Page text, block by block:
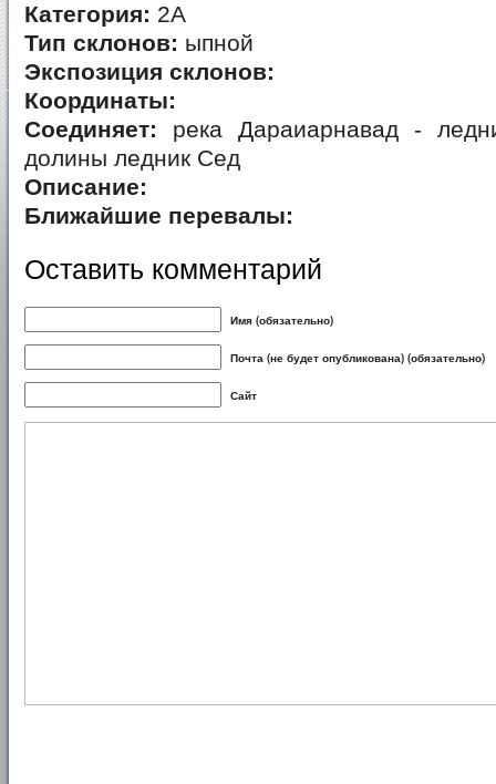
Категория: 2А
Тип склонов: ыпной
Экспозиция склонов:
Координаты:
Соединяет: река Дараиарнавад -
долины ледник Сед
Описание:
Ближайшие перевалы:
Оставить комментарий
Имя (обязательно)
Почта (не будет опубликована) (обязательно)
Сайт